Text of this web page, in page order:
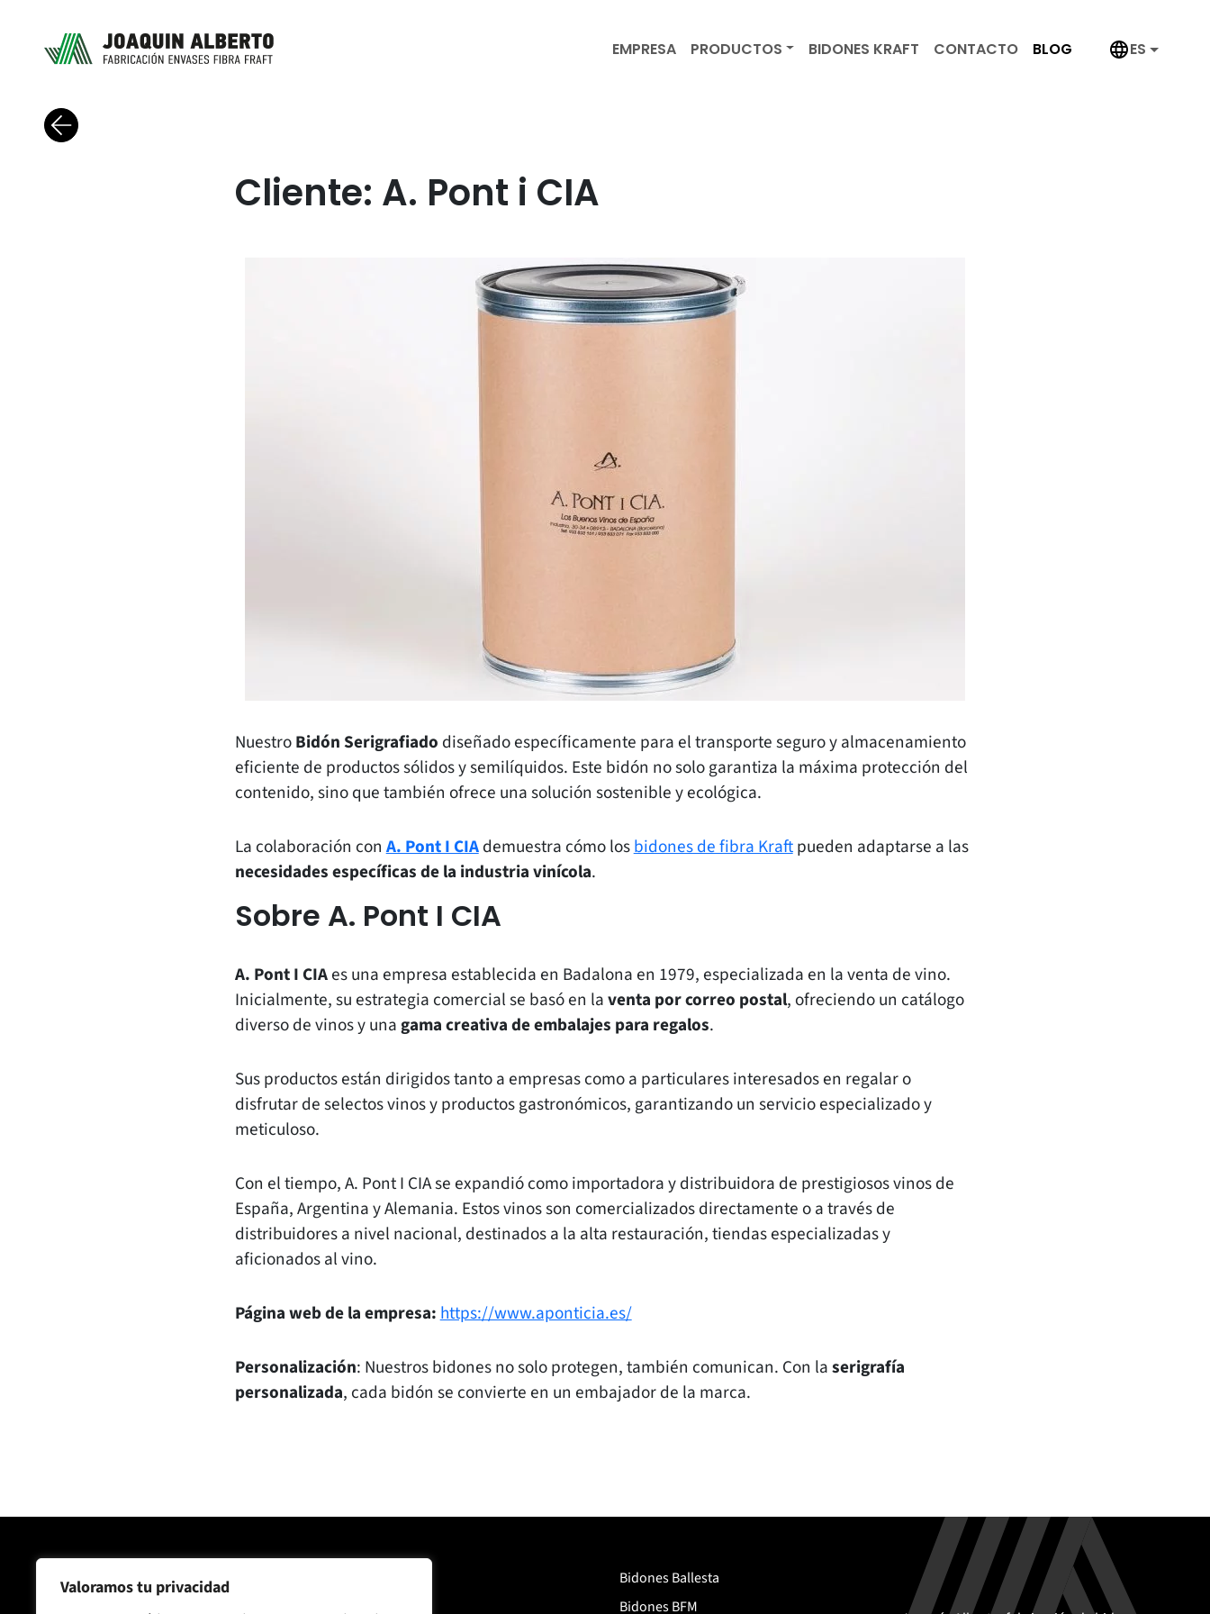
Valoramos tu privacidad
EMPRESA PRODUCTOS BIDONES KRAFT CONTACTO BLOG ES
Volver al blog
Cliente: A. Pont i CIA
NuestroBidón Serigrafiado diseñado específicamente para el transporte seguro y almacenamiento
eficiente de productos sólidos y semilíquidos. Este bidón no solo garantiza la máxima protección del
contenido, sino que también ofrece una solución sostenible y ecológica.
La colaboración conA. Pont I CIAdemuestra cómo losbidones de fibra Kraftpueden adaptarse a las
necesidades específicas de la industria vinícola.
Sobre A. Pont I CIA
A. Pont I CIAes una empresa establecida en Badalona en 1979, especializada en la venta de vino.
Inicialmente, su estrategia comercial se basó en laventa por correo postal, ofreciendo un catálogo
diverso de vinos y unagama creativa de embalajes para regalos.
Sus productos están dirigidos tanto a empresas como a particulares interesados en regalar o
disfrutar de selectos vinos y productos gastronómicos, garantizando un servicio especializado y
meticuloso.
Con el tiempo, A. Pont I CIA se expandió como importadora y distribuidora de prestigiosos vinos de
España, Argentina y Alemania. Estos vinos son comercializados directamente o a través de
distribuidores a nivel nacional, destinados a la alta restauración, tiendas especializadas y
aficionados al vino.
Página web de la empresa:https://www.aponticia.es/
Personalización: Nuestros bidones no solo protegen, también comunican. Con laserigrafía
personalizada, cada bidón se convierte en un embajador de la marca.
C/ Ronda Santa Maria 75, 08210
Bidones Ballesta
Bidones BFM